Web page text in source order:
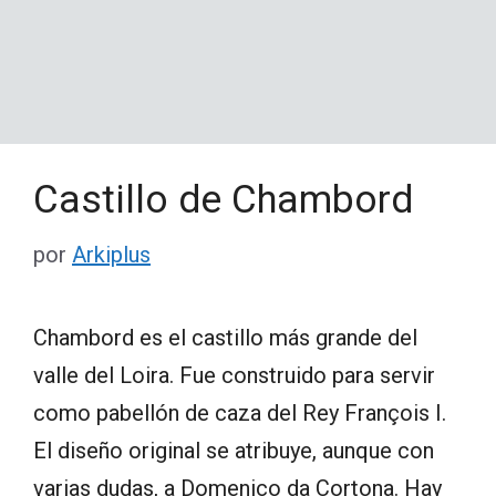
Castillo de Chambord
por Arkiplus
Chambord es el castillo más grande del
valle del Loira. Fue construido para servir
como pabellón de caza del Rey François I.
El diseño original se atribuye, aunque con
varias dudas, a Domenico da Cortona. Hay